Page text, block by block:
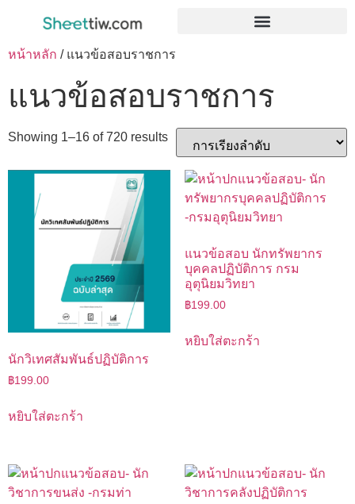
หน้าหลัก / แนวข้อสอบราชการ
แนวข้อสอบราชการ
Showing 1–16 of 720 results
นักวิเทศสัมพันธ์ปฏิบัติการ
฿199.00
หยิบใส่ตะกร้า
แนวข้อสอบ นักทรัพยากร
บุคคลปฏิบัติการ กรม
อุตุนิยมวิทยา
฿199.00
หยิบใส่ตะกร้า